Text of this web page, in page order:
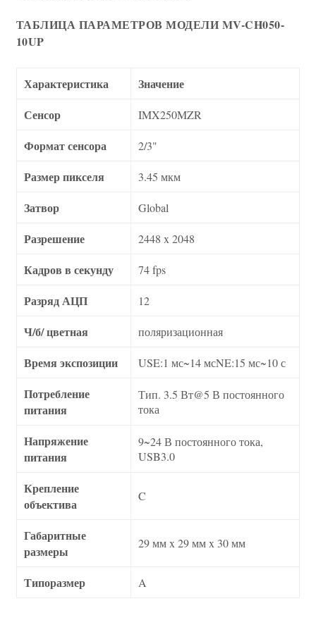
ТАБЛИЦА ПАРАМЕТРОВ МОДЕЛИ MV-CH050-
10UP
Характеристика
Значение
Сенсор
IMX250MZR
Формат сенсора 2/3"
Размер пикселя 3.45 мкм
Затвор Global
Разрешение 2448 x 2048
Кадров в секунду 74 fps
Разряд АЦП 12
Ч/б/ цветная поляризационная
Время экспозиции USE:1 мс~14 мсNE:15 мс~10 с
Потребление
питания
Тип. 3.5 Вт@5 В постоянного
тока
Напряжение
питания
9~24 В постоянного тока,
USB3.0
Крепление
объектива
C
Габаритные
размеры
29 мм x 29 мм x 30 мм
Типоразмер A